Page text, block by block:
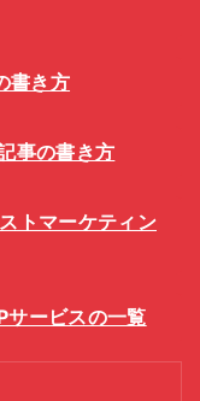
書き方
事の書き方
トマーケティン
サービスの一覧